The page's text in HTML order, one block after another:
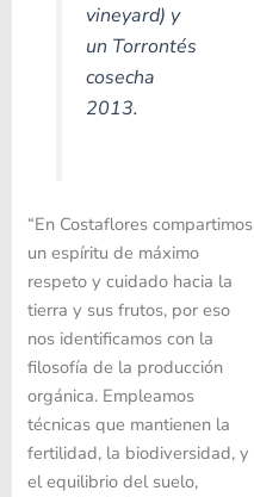
vineyard) y
un Torrontés
cosecha
2013.
“En Costaflores compartimos
un espíritu de máximo
respeto y cuidado hacia la
tierra y sus frutos, por eso
nos identificamos con la
filosofía de la producción
orgánica. Empleamos
técnicas que mantienen la
fertilidad, la biodiversidad, y
el equilibrio del suelo,